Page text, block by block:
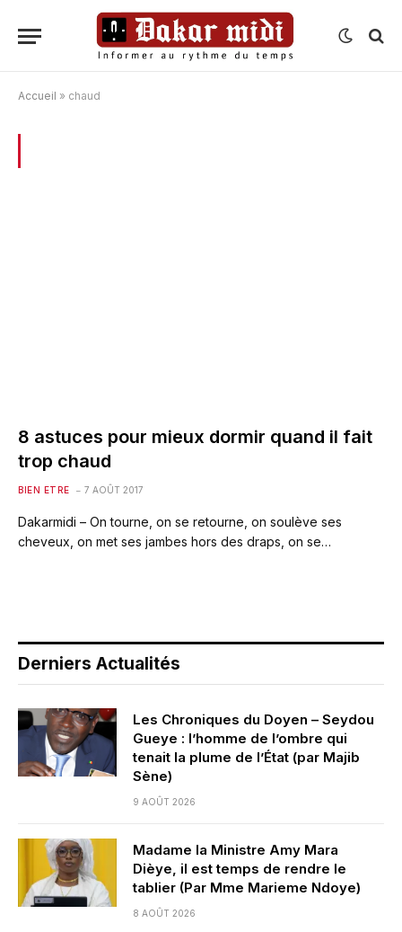
Accueil » chaud
8 astuces pour mieux dormir quand il fait
trop chaud
BIEN ETRE 7 AOÛT 2017
Dakarmidi – On tourne, on se retourne, on soulève ses
cheveux, on met ses jambes hors des draps, on se…
Derniers Actualités
Les Chroniques du Doyen – Seydou
Gueye : l’homme de l’ombre qui
tenait la plume de l’État (par Majib
Sène)
9 AOÛT 2026
Madame la Ministre Amy Mara
Dièye, il est temps de rendre le
tablier (Par Mme Marieme Ndoye)
8 AOÛT 2026